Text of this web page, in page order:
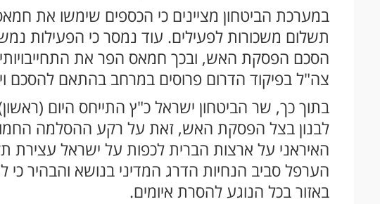
במערכת הביטחון מציינים כי הכספים שימשו את
תשלום משכורות לפעילים. עוד נמסר כי הפעילות
הסכם הפסקת האש, ובכך חמאס הפר את
צה"ל בפיקוד הדרום פרוסים במרחב בהתאם להסכם
בתוך כך, שר הביטחון ישראל כ"ץ התייחס היום
לבנון בצל הפסקת האש, זאת על רקע ההסלמה
האיראני על ארצות הברית לכפות על ישראל עצירת
הערפל סביב הנחיות הדרג המדיני בנושא והבהיר
באזור בכל הנוגע להסרת איומים.